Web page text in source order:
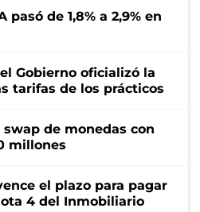
pasó de 1,8% a 2,9% en
Gobierno oficializó la
tarifas de los prácticos
de monedas con
millones
el plazo para pagar
4 del Inmobiliario